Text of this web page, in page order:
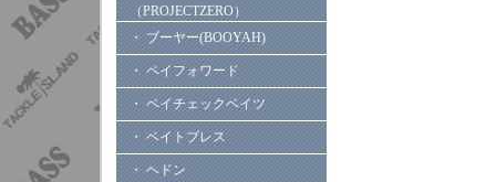
（PROJECTZERO）
・ ブーヤー(BOOYAH)
・ ペイフォワード
・ ペイチェックベイツ
・ ベイトブレス
・ ヘドン